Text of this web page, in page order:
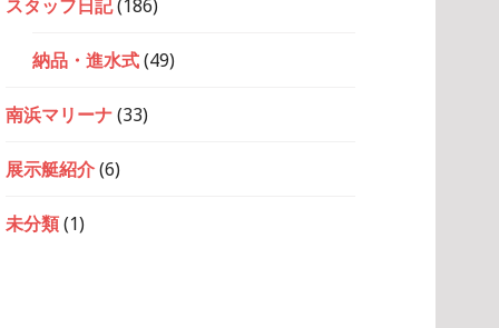
スタッフ日記(186)
納品・進水式(49)
南浜マリーナ(33)
展示艇紹介(6)
未分類(1)